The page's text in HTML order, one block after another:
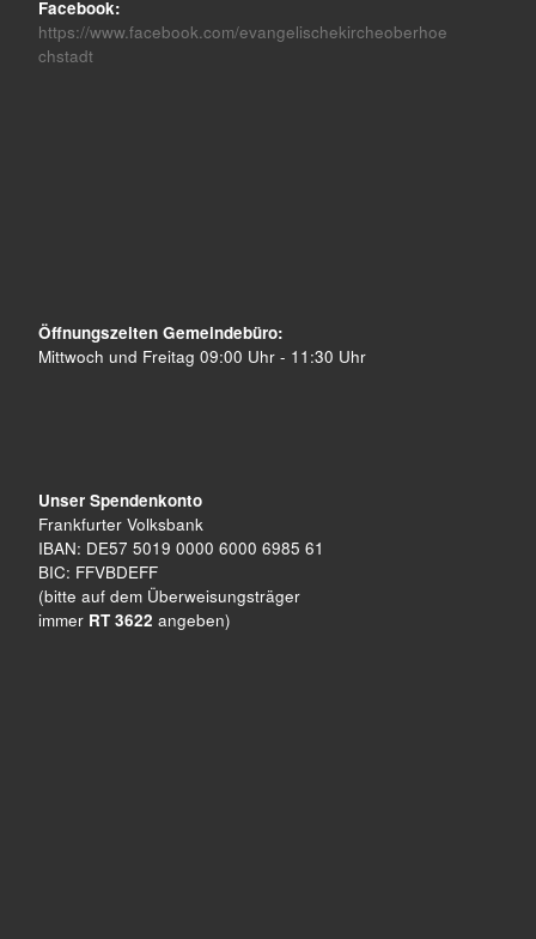
Facebook:
https://www.facebook.com/evangelischekircheoberhoe
chstadt
Öffnungszeiten Gemeindebüro:
Mittwoch und Freitag 09:00 Uhr - 11:30 Uhr
Unser Spendenkonto
Frankfurter Volksbank
IBAN: DE57 5019 0000 6000 6985 61
BIC: FFVBDEFF
(bitte auf dem Überweisungsträger
immer RT 3622 angeben)